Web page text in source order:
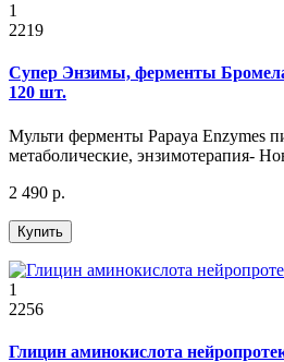
1
2219
Супер Энзимы, ферменты
120 шт.
Мульти ферменты Papaya Enzymes
метаболические, энзимотерапия-
2 490 р.
Купить
1
2256
Глицин аминокислота